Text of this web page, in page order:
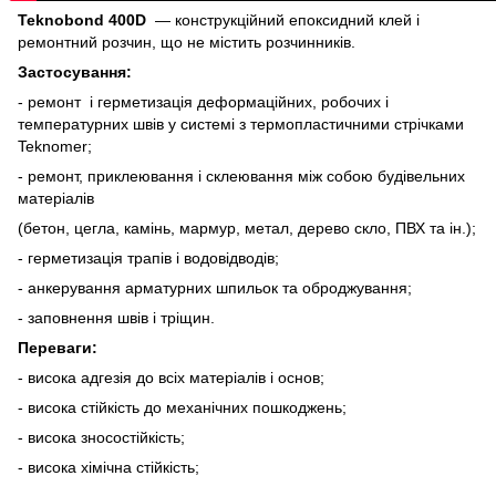
Teknobond 400D — конструкційний епоксидний клей і
ремонтний розчин, що не містить розчинників.
Застосування:
- ремонт і герметизація деформаційних, робочих і
температурних швів у системі з термопластичними стрічками
Teknomer;
- ремонт, приклеювання і склеювання між собою будівельних
матеріалів
(бетон, цегла, камінь, мармур, метал, дерево скло, ПВХ та ін.);
- герметизація трапів і водовідводів;
- анкерування арматурних шпильок та оброджування;
- заповнення швів і тріщин.
Переваги:
- висока адгезія до всіх матеріалів і основ;
- висока стійкість до механічних пошкоджень;
- висока зносостійкість;
- висока хімічна стійкість;